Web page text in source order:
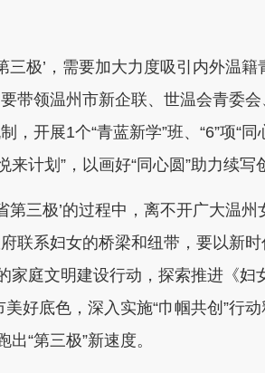
极’，需要加大力度吸引内外温籍
带领温州市新企联、世温会青委
，开展1个“青蓝新学”班、“6”项“
来计划”，以画好“同心圆”助力续写
三极’的过程中，离不开广大温州
联系妇女的桥梁和纽带，要以新时
家庭文明建设行动，探索推进《
美好底色，深入实施“巾帼共创”行
出“第三极”新速度。